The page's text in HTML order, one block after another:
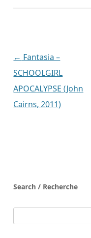
Navigation
des
articles
← Fantasia –
SCHOOLGIRL
APOCALYPSE (John
Cairns, 2011)
Search / Recherche